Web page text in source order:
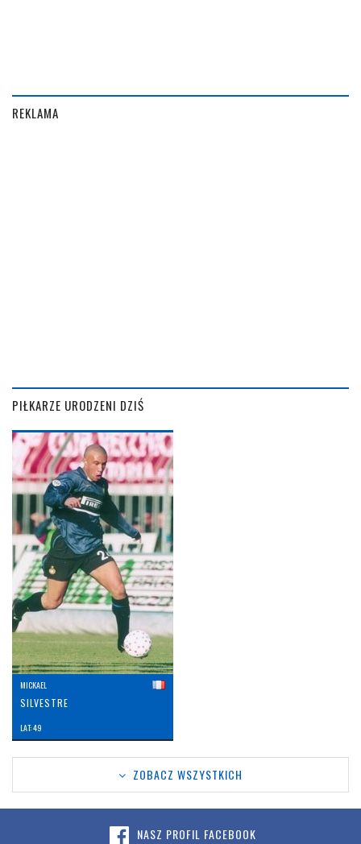
REKLAMA
PIŁKARZE URODZENI DZIŚ
MICKAEL
SILVESTRE
LAT: 49
ZOBACZ WSZYSTKICH
NASZ PROFIL FACEBOOK